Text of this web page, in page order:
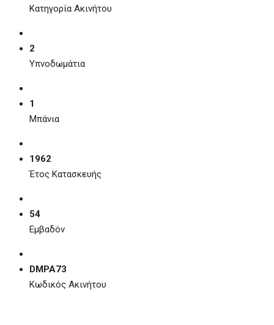
Κατηγορία Ακινήτου
2
Υπνοδωμάτια
1
Μπάνια
1962
Έτος Κατασκευής
54
Εμβαδόν
DMPA73
Κωδικός Ακινήτου